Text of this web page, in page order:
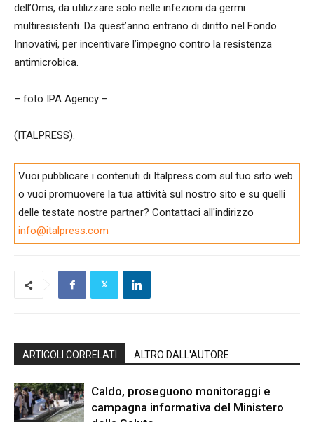
dell’Oms, da utilizzare solo nelle infezioni da germi
multiresistenti. Da quest’anno entrano di diritto nel Fondo
Innovativi, per incentivare l’impegno contro la resistenza
antimicrobica.
– foto IPA Agency –
(ITALPRESS).
Vuoi pubblicare i contenuti di Italpress.com sul tuo sito web
o vuoi promuovere la tua attività sul nostro sito e su quelli
delle testate nostre partner? Contattaci all'indirizzo
info@italpress.com
ARTICOLI CORRELATI ALTRO DALL'AUTORE
Caldo, proseguono monitoraggi e
campagna informativa del Ministero